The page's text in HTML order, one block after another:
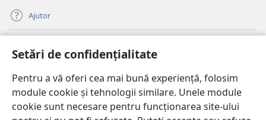
Setări de confidențialitate
Pentru a vă oferi cea mai bună experiență, folosim
module cookie și tehnologii similare. Unele module
cookie sunt necesare pentru funcționarea site-ului
Ajutor
(se
deschide
o
fereastră
nouă)
Watchtower – BIBLIOTECĂ ONLINE™
(se
deschide
o
fereastră
JW Hub ®
(se